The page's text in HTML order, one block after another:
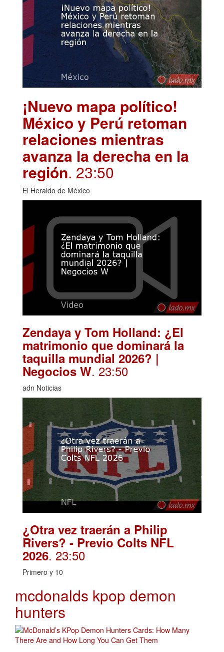
¡Nuevo mapa político!
México y Perú retoman
relaciones mientras
avanza la derecha en la
región. 23:50
El Heraldo de México
Zendaya y Tom Holland: ¿El
matrimonio que dominará la
taquilla mundial 2026? |
Negocios W. 23:50
adn Noticias
¿Otra vez traerán a Philip
Rivers? - Previo Colts NFL
2026. 23:50
Primero y 10
mcdonalds kpop demon
hunters